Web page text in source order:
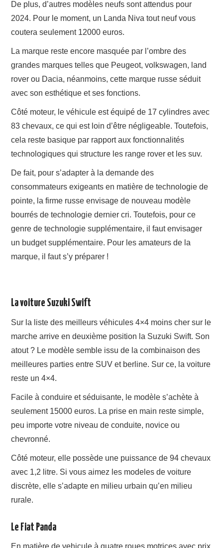
De plus, d’autres modèles neufs sont attendus pour
2024. Pour le moment, un Landa Niva tout neuf vous
coutera seulement 12000 euros.
La marque reste encore masquée par l’ombre des
grandes marques telles que Peugeot, volkswagen, land
roverou Dacia, néanmoins, cette marque russe séduit
avec son esthétique et ses fonctions.
Côté moteur, le véhicule est équipé de 17 cylindres avec
83 chevaux, ce qui est loin d’être négligeable. Toutefois,
cela reste basique par rapport aux fonctionnalités
technologiques qui structure les range rover et les suv.
De fait, pour s’adapter à la demande des
consommateurs exigeants en matière de technologie de
pointe, la firme russe envisage de nouveau modèle
bourrés de technologie dernier cri. Toutefois, pour ce
genre de technologie supplémentaire, il faut envisager
un budget supplémentaire. Pour les amateurs de la
marque, il faut s’y préparer !
La voiture Suzuki Swift
Sur la liste des meilleurs véhicules 4×4 moins cher sur le
marche arrive en deuxième position la Suzuki Swift. Son
atout ? Le modèle semble issu de la combinaison des
meilleures parties entre SUV et berline. Sur ce, la voiture
reste un 4×4.
Facile à conduire et séduisante, le modèle s’achète à
seulement 15000 euros. La prise en main reste simple,
peu importe votre niveau de conduite, novice ou
chevronné.
Côté moteur, elle possède une puissance de 94 chevaux
avec 1,2 litre. Si vous aimez les modeles de voiture
discrète, elle s’adapte en milieu urbain qu’en milieu
rurale.
Le Fiat Panda
En matière de vehicule à quatre roues motrices avec prix